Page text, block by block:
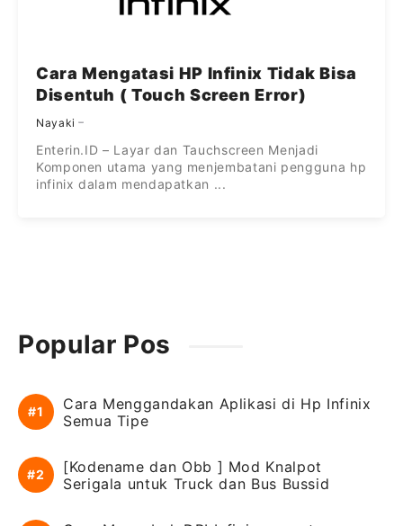
Cara Mengatasi HP Infinix Tidak Bisa
Disentuh ( Touch Screen Error)
Nayaki
Enterin.ID – Layar dan Tauchscreen Menjadi
Komponen utama yang menjembatani pengguna hp
infinix dalam mendapatkan ...
Popular Pos
Cara Menggandakan Aplikasi di Hp Infinix
Semua Tipe
[Kodename dan Obb ] Mod Knalpot
Serigala untuk Truck dan Bus Bussid